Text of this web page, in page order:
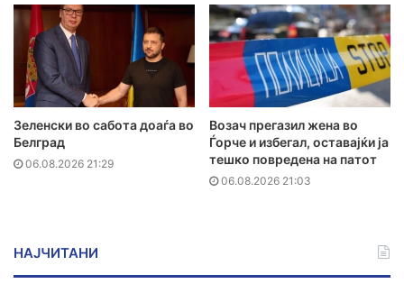
Зеленски во сабота доаѓа во
Белград
06.08.2026 21:29
Возач прегазил жена во
Ѓорче и избегал, оставајќи ја
тешко повредена на патот
06.08.2026 21:03
НАЈЧИТАНИ